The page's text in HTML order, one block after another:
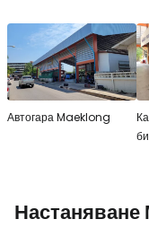
Автогара Maeklong
Настаняване